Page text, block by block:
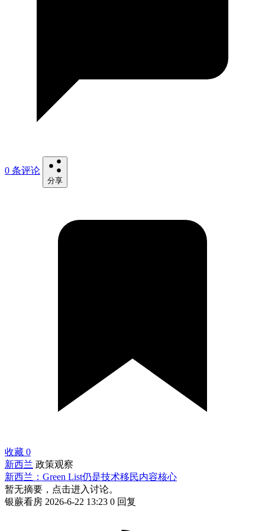
0 条评论
分享
收藏 0
新西兰 政策观察
新西兰：Green List仍是技术移民内容核心
暂无摘要，点击进入讨论。
银蕨看房 2026-6-22 13:23 0 回复